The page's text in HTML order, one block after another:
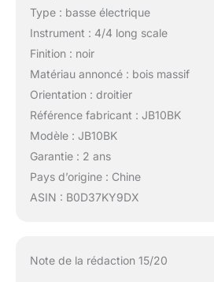
Type : basse électrique
Instrument : 4/4 long scale
Finition : noir
Matériau annoncé : bois massif
Orientation : droitier
Référence fabricant : JB10BK
Modèle : JB10BK
Garantie : 2 ans
Pays d’origine : Chine
ASIN : B0D37KY9DX
Note de la rédaction 15/20